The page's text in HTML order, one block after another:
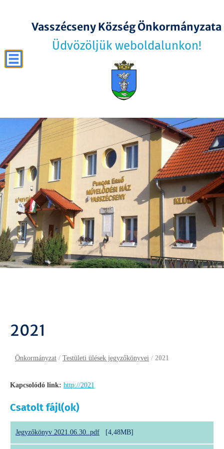
Vasszécseny Község Önkormányzata
Üdvözöljük weboldalunkon!
2021
Önkormányzat / Testületi ülések jegyzőkönyvei / 2021
Kapcsolódó link: http://2021
Csatolt fájl(ok)
Jegyzőkönyv 2021.06.30..pdf [4,48MB]